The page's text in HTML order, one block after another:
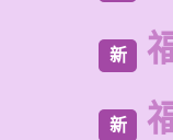
新
新